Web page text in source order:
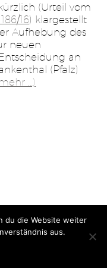
(Urteil vom
16) klargestellt
Aufhebung des
neuen
an
(Pfalz)
…)
| Gutsch & Schlegel
2026
du die Website weiter
aus.